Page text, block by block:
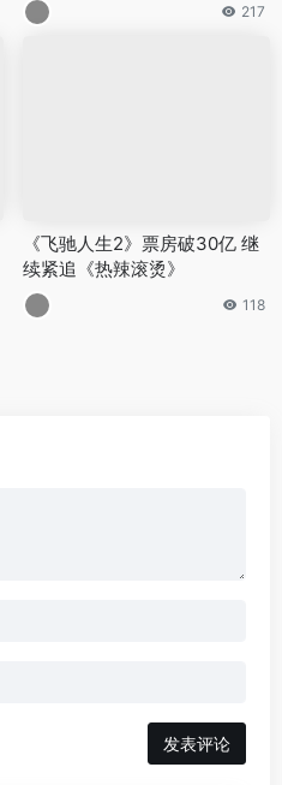
217
《飞驰人生2》票房破30亿 继
续紧追《热辣滚烫》
118
发表评论